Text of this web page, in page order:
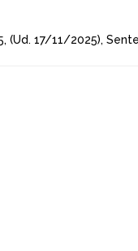
(Ud. 17/11/2025),